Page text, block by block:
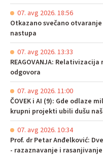
07. avg 2026. 18:56
Otkazano svečano
nastupa
07. avg 2026. 13:33
REAGOVANJA:
odgovora
07. avg 2026. 11:00
ČOVEK i AI (9): Gde odlaze
krupni projekti ubili dušu
07. avg 2026. 10:34
Prof. dr Petar Anđelković:
- razaznavanje i rasanjivanje